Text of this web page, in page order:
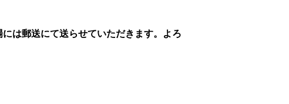
は郵送にて送らせていただきます。よろ